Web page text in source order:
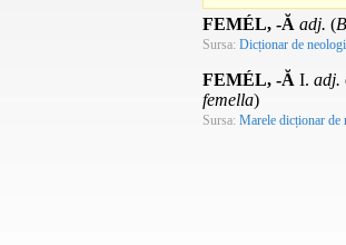
FEMÉL, -Ă adj. (
Sursa: Dicționar de
FEMÉL, -Ă I. adj.
femella)
Sursa: Marele dicționar de